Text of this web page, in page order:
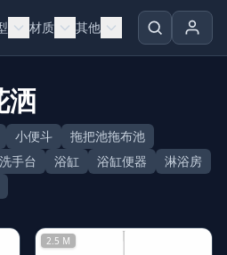
材质 其他
洒
小便斗
拖把池拖布池
洗手台 浴缸 浴缸便器
淋浴房
2.5 M